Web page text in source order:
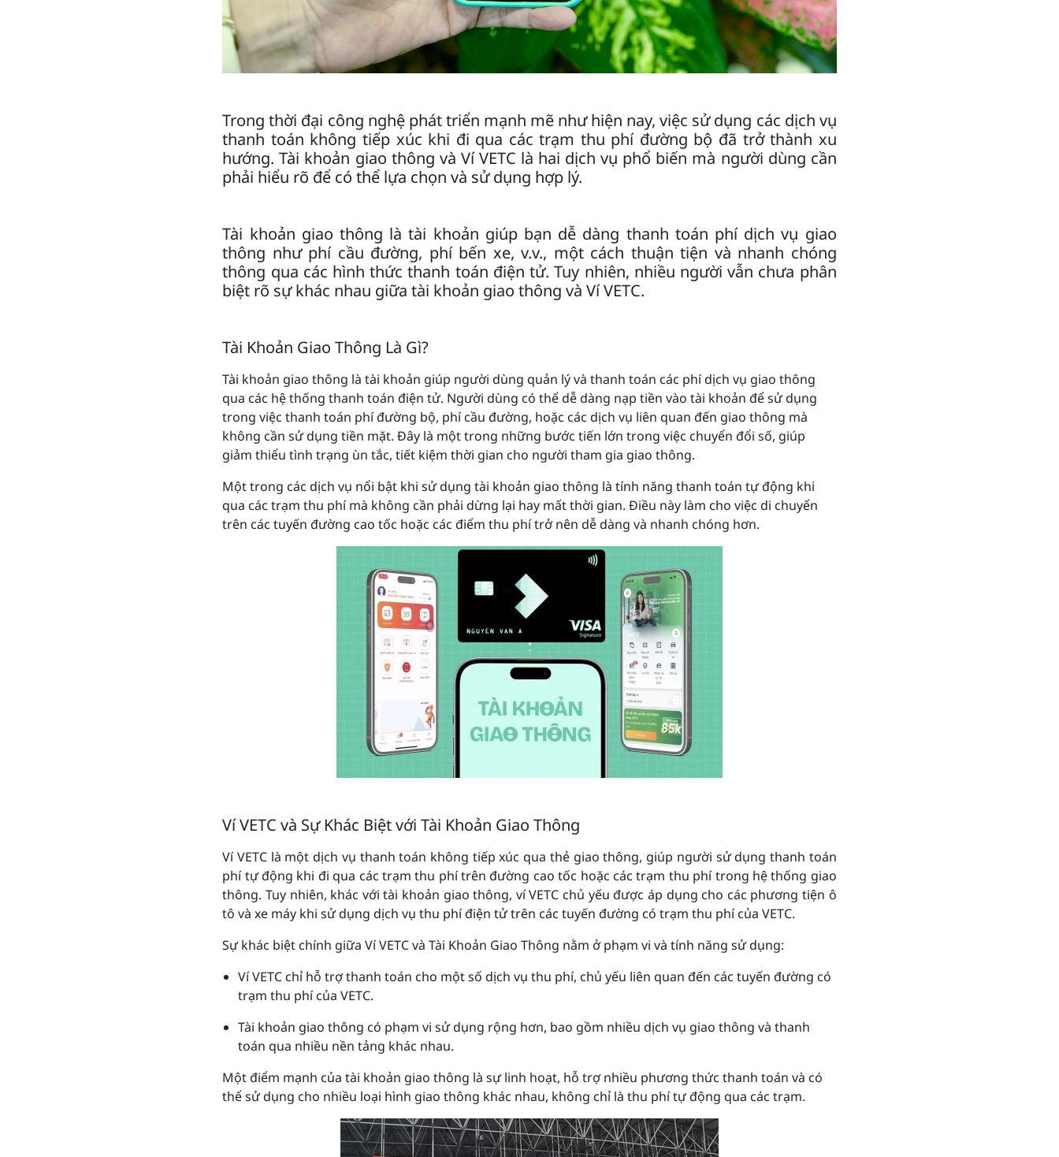
Trong thời đại công nghệ phát triển mạnh mẽ như hiện nay, việc sử dụng các dịch vụ
thanh toán không tiếp xúc khi đi qua các trạm thu phí đường bộ đã trở thành xu
hướng. Tài khoản giao thông và Ví VETC là hai dịch vụ phổ biến mà người dùng cần
phải hiểu rõ để có thể lựa chọn và sử dụng hợp lý.
Tài khoản giao thông là tài khoản giúp bạn dễ dàng thanh toán phí dịch vụ giao
thông như phí cầu đường, phí bến xe, v.v., một cách thuận tiện và nhanh chóng
thông qua các hình thức thanh toán điện tử. Tuy nhiên, nhiều người vẫn chưa phân
biệt rõ sự khác nhau giữa tài khoản giao thông và Ví VETC.
Tài Khoản Giao Thông Là Gì?
Tài khoản giao thông là tài khoản giúp người dùng quản lý và thanh toán các phí dịch vụ giao thông
qua các hệ thống thanh toán điện tử. Người dùng có thể dễ dàng nạp tiền vào tài khoản để sử dụng
trong việc thanh toán phí đường bộ, phí cầu đường, hoặc các dịch vụ liên quan đến giao thông mà
không cần sử dụng tiền mặt. Đây là một trong những bước tiến lớn trong việc chuyển đổi số, giúp
giảm thiểu tình trạng ùn tắc, tiết kiệm thời gian cho người tham gia giao thông.
Một trong các dịch vụ nổi bật khi sử dụng tài khoản giao thông là tính năng thanh toán tự động khi
qua các trạm thu phí mà không cần phải dừng lại hay mất thời gian. Điều này làm cho việc di chuyển
trên các tuyến đường cao tốc hoặc các điểm thu phí trở nên dễ dàng và nhanh chóng hơn.
Ví VETC và Sự Khác Biệt với Tài Khoản Giao Thông
Ví VETC là một dịch vụ thanh toán không tiếp xúc qua thẻ giao thông, giúp người sử dụng thanh toán
phí tự động khi đi qua các trạm thu phí trên đường cao tốc hoặc các trạm thu phí trong hệ thống giao
thông. Tuy nhiên, khác với tài khoản giao thông, ví VETC chủ yếu được áp dụng cho các phương tiện ô
tô và xe máy khi sử dụng dịch vụ thu phí điện tử trên các tuyến đường có trạm thu phí của VETC.
Sự khác biệt chính giữa Ví VETC và Tài Khoản Giao Thông nằm ở phạm vi và tính năng sử dụng:
Ví VETC chỉ hỗ trợ thanh toán cho một số dịch vụ thu phí, chủ yếu liên quan đến các tuyến đường có
trạm thu phí của VETC.
Tài khoản giao thông có phạm vi sử dụng rộng hơn, bao gồm nhiều dịch vụ giao thông và thanh
toán qua nhiều nền tảng khác nhau.
Một điểm mạnh của tài khoản giao thông là sự linh hoạt, hỗ trợ nhiều phương thức thanh toán và có
thể sử dụng cho nhiều loại hình giao thông khác nhau, không chỉ là thu phí tự động qua các trạm.